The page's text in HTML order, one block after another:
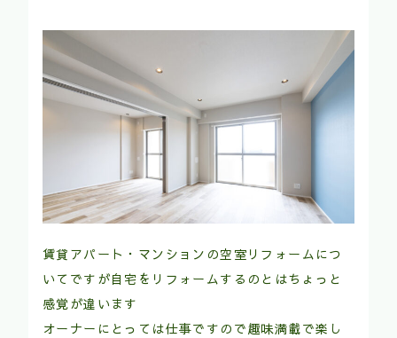
賃貸アパート・マンションの空室リフォームにつ
いてですが自宅をリフォームするのとはちょっと
感覚が違います
オーナーにとっては仕事ですので趣味満載で楽し